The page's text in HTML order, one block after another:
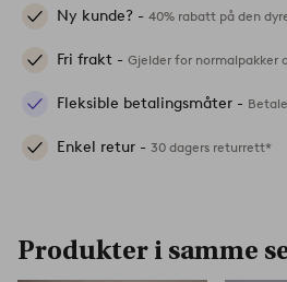
Ny kunde? - 40% rabatt på den
Fri frakt - Gjelder for normalpakker
Fleksible betalingsmåter -
Enkel retur - 30 dagers returrett*
Produkter i samme